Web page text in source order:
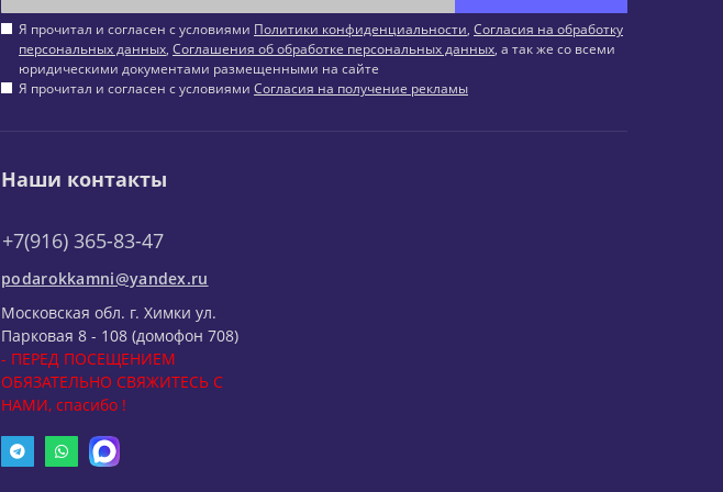
Я прочитал и согласен с условиями Политики конфиденциальности, Согласия на обработку
персональных данных, Соглашения об обработке персональных данных, а так же со всеми
юридическими документами размещенными на сайте
Я прочитал и согласен с условиями Согласия на получение рекламы
Наши контакты
+7(916) 365-83-47
podarokkamni@yandex.ru
Московская обл. г. Химки ул.
Парковая 8 - 108 (домофон 708)
- ПЕРЕД ПОСЕЩЕНИЕМ
ОБЯЗАТЕЛЬНО СВЯЖИТЕСЬ С
НАМИ, спасибо !